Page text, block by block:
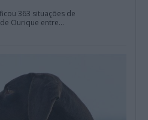
363 situações de
Ourique entre...